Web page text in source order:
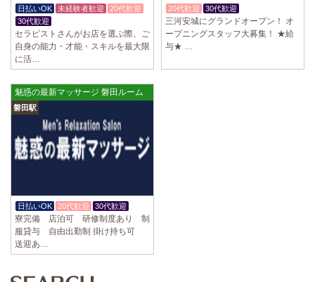
日払いOK 未経験者歓迎
20代歓迎
30代歓迎
セラピストさんがお店を選ぶ際、ご
自身の能力・才能・スキルを最大限
に活…
20代歓迎 30代歓迎
三河安城にグランドオープン！ オ
ープニングスタッフ大募集！ ★給
与★ …
魅惑の最新マッサージ 磐田ルーム
磐田駅
日払いOK 20代歓迎 30代歓迎
寮完備 店泊可 研修制度あり 制
服貸与 自由出勤制 掛け持ち可
送迎あ…